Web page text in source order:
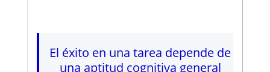
El éxito en una tarea depende de
una aptitud cognitiva general